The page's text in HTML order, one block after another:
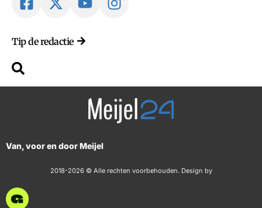
Tip de redactie
Van, voor en door Meijel
2018-2026 © Alle rechten voorbehouden. Design by